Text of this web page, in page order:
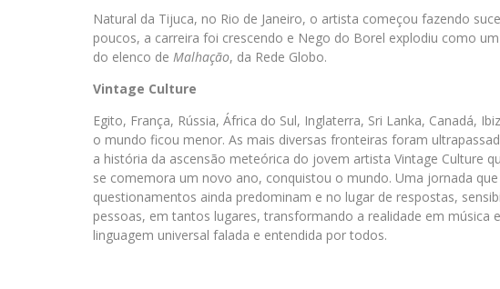
Natural da Tijuca, no Rio de Janeiro, o artista começou fazendo
poucos, a carreira foi crescendo e Nego do Borel explodiu como
do elenco de Malhação, da Rede Globo.
Vintage Culture
Egito, França, Rússia, África do Sul, Inglaterra, Sri Lanka, Canadá,
o mundo ficou menor. As mais diversas fronteiras foram
a história da ascensão meteórica do jovem artista Vintage Culture
se comemora um novo ano, conquistou o mundo. Uma jornada
questionamentos ainda predominam e no lugar de respostas,
pessoas, em tantos lugares, transformando a realidade em música
linguagem universal falada e entendida por todos.